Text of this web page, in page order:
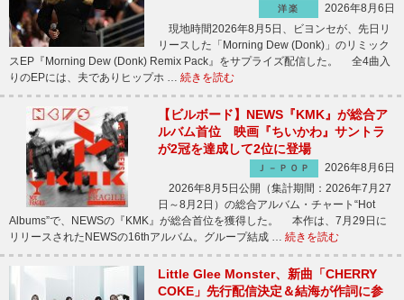
洋楽
2026年8月6日
現地時間2026年8月5日、ビヨンセが、先日リ
リースした「Morning Dew (Donk)」のリミック
スEP『Morning Dew (Donk) Remix Pack』をサプライズ配信した。 全4曲入
りのEPには、夫でありヒップホ … 続きを読む
【ビルボード】NEWS『KMK』が総合ア
ルバム首位 映画『ちいかわ』サントラ
が2冠を達成して2位に登場
Ｊ－ＰＯＰ
2026年8月6日
2026年8月5日公開（集計期間：2026年7月27
日～8月2日）の総合アルバム・チャート“Hot
Albums”で、NEWSの『KMK』が総合首位を獲得した。 本作は、7月29日に
リリースされたNEWSの16thアルバム。グループ結成 … 続きを読む
Little Glee Monster、新曲「CHERRY
COKE」先行配信決定＆結海が作詞に参